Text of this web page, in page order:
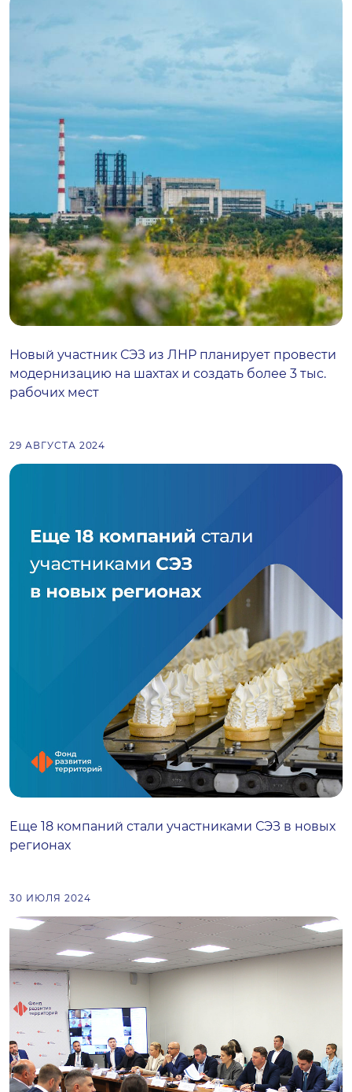
Новый участник СЭЗ из ЛНР планирует провести
модернизацию на шахтах и создать более 3 тыс.
рабочих мест
29 АВГУСТА 2024
Еще 18 компаний стали участниками СЭЗ в новых
регионах
30 ИЮЛЯ 2024